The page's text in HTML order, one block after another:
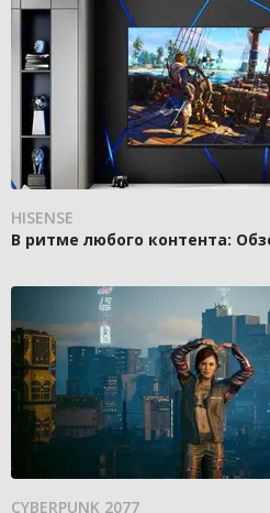
HISENSE
В ритме любого контента:
CYBERPUNK 2077